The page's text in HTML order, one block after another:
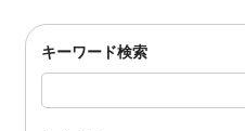
キーワード検索